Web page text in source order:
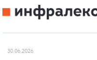
30.06.2026